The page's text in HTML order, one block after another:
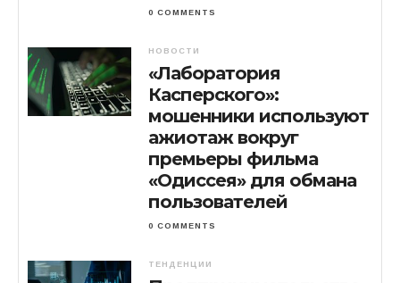
0 COMMENTS
НОВОСТИ
«Лаборатория
Касперского»:
мошенники используют
ажиотаж вокруг
премьеры фильма
«Одиссея» для обмана
пользователей
0 COMMENTS
ТЕНДЕНЦИИ